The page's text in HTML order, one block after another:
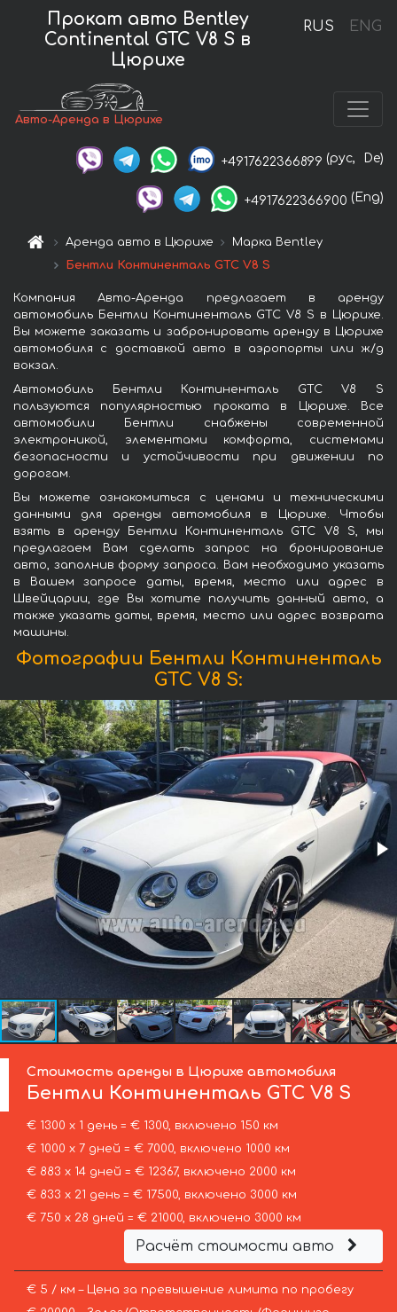
RUS ENG
Прокат авто Bentley
Continental GTC V8 S в
Цюрихе
Авто-Аренда в Цюрихе
+4917622366899 (рус, De)
+4917622366900 (Eng)
Аренда авто в Цюрихе
Марка Bentley
Бентли Континенталь GTC V8 S
Компания Авто-Аренда предлагает в аренду
автомобиль Бентли Континенталь GTC V8 S в Цюрихе.
Вы можете заказать и забронировать аренду в Цюрихе
автомобиля с доставкой авто в аэропорты или ж/д
вокзал.
Автомобиль Бентли Континенталь GTC V8 S
пользуются популярностью проката в Цюрихе. Все
автомобили Бентли снабжены современной
электроникой, элементами комфорта, системами
безопасности и устойчивости при движении по
дорогам.
Вы можете ознакомиться с ценами и техническими
данными для аренды автомобиля в Цюрихе. Чтобы
взять в аренду Бентли Континенталь GTC V8 S, мы
предлагаем Вам сделать запрос на бронирование
авто, заполнив форму запроса. Вам необходимо указать
в Вашем запросе даты, время, место или адрес в
Швейцарии, где Вы хотите получить данный авто, а
также указать даты, время, место или адрес возврата
машины.
Фотографии Бентли Континенталь
GTC V8 S:
Стоимость аренды в Цюрихе автомобиля
Бентли Континенталь GTC V8 S
€ 1300 х 1 день = € 1300, включено 150 км
€ 1000 х 7 дней = € 7000, включено 1000 км
€ 883 х 14 дней = € 12367, включено 2000 км
€ 833 х 21 день = € 17500, включено 3000 км
€ 750 х 28 дней = € 21000, включено 3000 км
Расчёт стоимости авто
€ 5 / км – Цена за превышение лимита по пробегу